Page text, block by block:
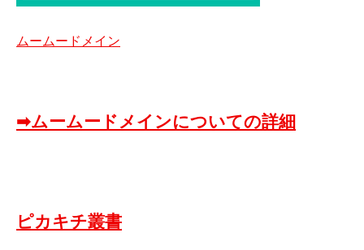
ムームードメイン
➡ムームードメインについての詳細
ピカキチ叢書